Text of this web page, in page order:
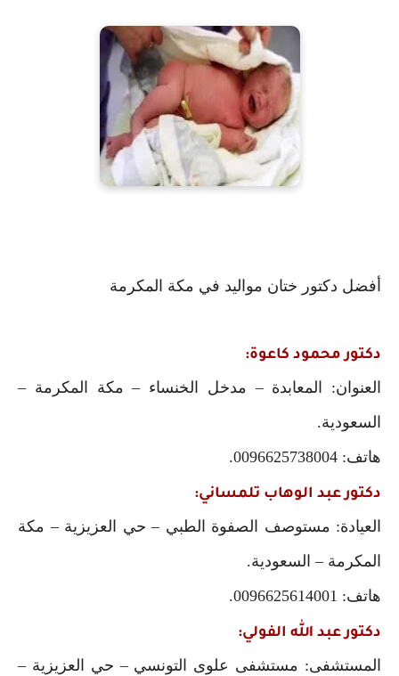
أفضل دكتور ختان مواليد في مكة المكرمة
دكتور محمود كاعوة:
العنوان: المعابدة – مدخل الخنساء – مكة المكرمة –
السعودية.
هاتف: 0096625738004.
دكتور عبد الوهاب تلمساني:
العيادة: مستوصف الصفوة الطبي – حي العزيزية – مكة
المكرمة – السعودية.
هاتف: 0096625614001.
دكتور عبد الله الفولي:
المستشفى: مستشفى علوى التونسي – حي العزيزية –